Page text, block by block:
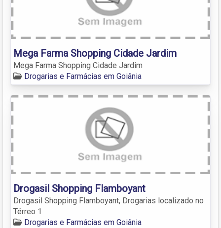
Mega Farma Shopping Cidade Jardim
Mega Farma Shopping Cidade Jardim
Drogarias e Farmácias em Goiânia
Drogasil Shopping Flamboyant
Drogasil Shopping Flamboyant, Drogarias localizado no
Térreo 1
Drogarias e Farmácias em Goiânia